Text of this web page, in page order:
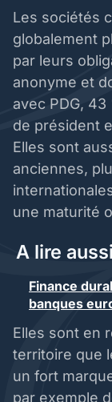
Les sociétés
globalement
par leurs
anonyme et
avec PDG,
de président
Elles sont
anciennes,
une maturité
A lire aussi
Finance
banques
Elles sont en
territoire que
un fort
par exemple